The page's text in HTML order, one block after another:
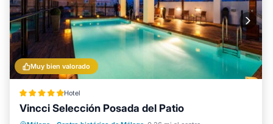
Muy bien valorado
Hotel
Vincci Selección Posada del Patio
Frente al mar
Desayuno